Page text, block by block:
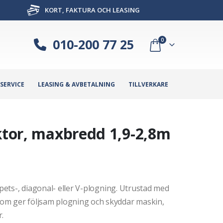
KORT, FAKTURA OCH LEASING
010-200 77 25 0
LEASING & AVBETALNING TILLVERKARE
maxbredd 1,9-2,8m
, diagonal- eller V-plogning. Utrustad med
ger följsam plogning och skyddar maskin,